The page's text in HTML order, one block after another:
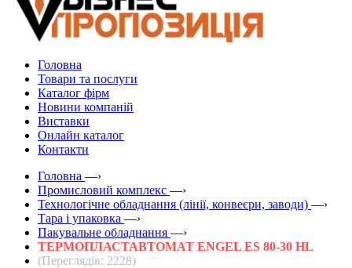
Головна
Товари та послуги
Каталог фірм
Новини компаній
Виставки
Онлайн каталог
Контакти
Головна —›
Промисловий комплекс —›
Технологічне обладнання (лінії, конвеєри, заводи) —›
Тара і упаковка —›
Пакувальне обладнання —›
ТЕРМОПЛАСТАВТОМАТ ENGEL ES 80-30 HL
(Переглядів: 2228)